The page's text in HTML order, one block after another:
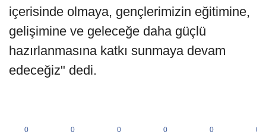
içerisinde olmaya, gençlerimizin eğitimine,
gelişimine ve geleceğe daha güçlü
hazırlanmasına katkı sunmaya devam
edeceğiz" dedi.